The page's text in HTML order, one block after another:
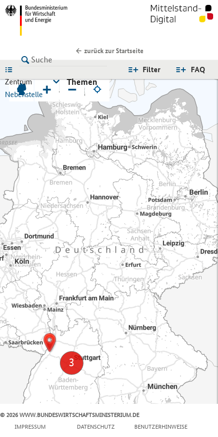
zurück zur Startseite
FAQ
Filter
Zentrum
Nebenstelle
Themen
+ −
© 2026 WWW.BUNDESWIRTSCHAFTSMINISTERIUM.DE
IMPRESSUM
DATENSCHUTZ BENUTZERHINWEISE